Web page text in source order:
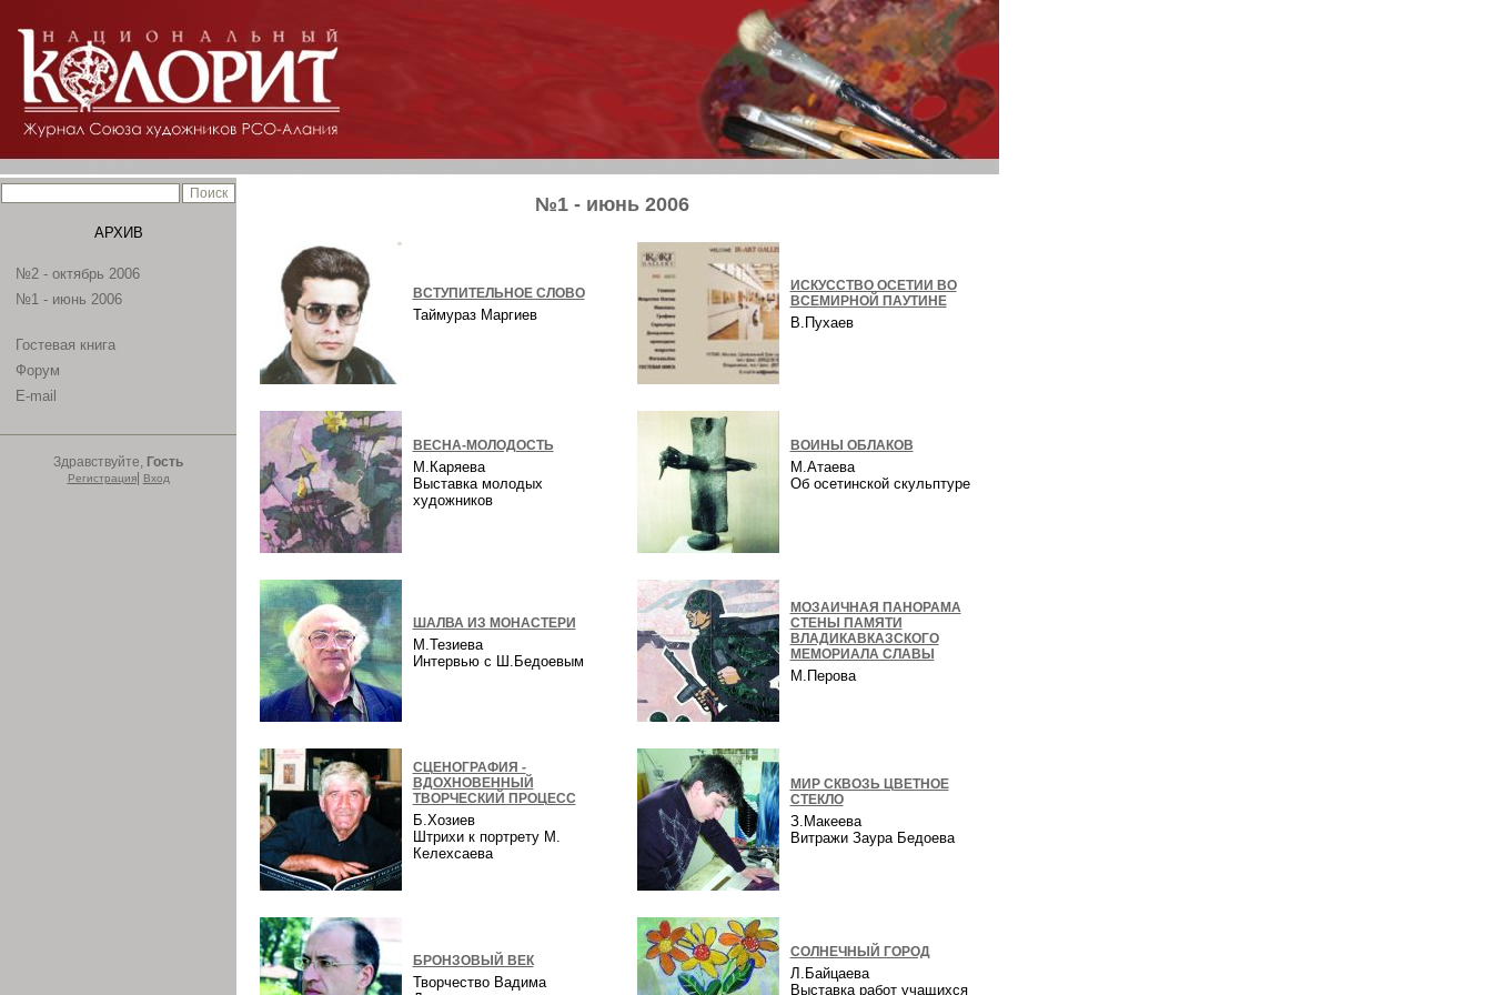
АРХИВ
№2 - октябрь 2006
№1 - июнь 2006
Гостевая книга
Форум
E-mail
Здравствуйте, Гость
Регистрация| Вход
№1 - июнь 2006
ВСТУПИТЕЛЬНОЕ СЛОВО
Таймураз Маргиев
ВЕСНА-МОЛОДОСТЬ
М.Каряева
Выставка молодых
художников
ШАЛВА ИЗ МОНАСТЕРИ
М.Тезиева
Интервью с Ш.Бедоевым
СЦЕНОГРАФИЯ -
ВДОХНОВЕННЫЙ
ТВОРЧЕСКИЙ ПРОЦЕСС
Б.Хозиев
Штрихи к портрету М.
Келехсаева
БРОНЗОВЫЙ ВЕК
Творчество Вадима
ИСКУССТВО ОСЕТИИ ВО
ВСЕМИРНОЙ ПАУТИНЕ
В.Пухаев
ВОИНЫ ОБЛАКОВ
М.Атаева
Об осетинской скульптуре
МОЗАИЧНАЯ ПАНОРАМА
СТЕНЫ ПАМЯТИ
ВЛАДИКАВКАЗСКОГО
МЕМОРИАЛА СЛАВЫ
М.Перова
МИР СКВОЗЬ ЦВЕТНОЕ
СТЕКЛО
З.Макеева
Витражи Заура Бедоева
СОЛНЕЧНЫЙ ГОРОД
Л.Байцаева
Выставка работ учащихся